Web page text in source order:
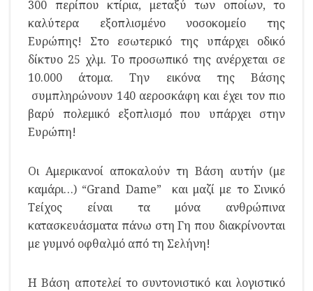
300 περίπου κτίρια, μεταξύ των οποίων, το
καλύτερα εξοπλισμένο νοσοκομείο της
Ευρώπης! Στο εσωτερικό της υπάρχει οδικό
δίκτυο 25 χλμ. Το προσωπικό της ανέρχεται σε
10.000 άτομα. Την εικόνα της Βάσης
συμπληρώνουν 140 αεροσκάφη και έχει τον πιο
βαρύ πολεμικό εξοπλισμό που υπάρχει στην
Ευρώπη!
Οι Αμερικανοί αποκαλούν τη Βάση αυτήν (με
καμάρι…) “Grand Dame” και μαζί με το Σινικό
Τείχος είναι τα μόνα ανθρώπινα
κατασκευάσματα πάνω στη Γη που διακρίνονται
με γυμνό οφθαλμό από τη Σελήνη!
Η Βάση αποτελεί το συντονιστικό και λογιστικό